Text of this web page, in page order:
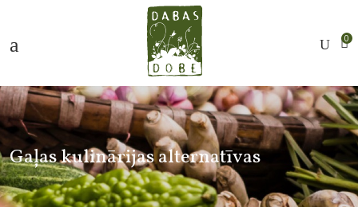
0
Gaļas kulinārijas alternatīvas